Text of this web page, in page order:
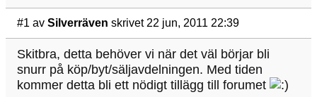
#1 av Silverräven skrivet 22 jun, 2011 22:39
Skitbra, detta behöver vi när det väl börjar bli
snurr på köp/byt/säljavdelningen. Med tiden
kommer detta bli ett nödigt tillägg till forumet